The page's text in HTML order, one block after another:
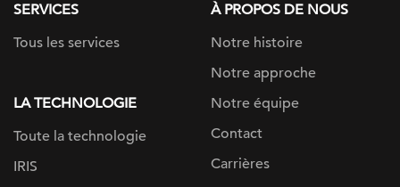
SERVICES
Tous les services
LA TECHNOLOGIE
Toute la technologie
IRIS
À PROPOS DE NOUS
Notre histoire
Notre approche
Notre équipe
Contact
Carrières